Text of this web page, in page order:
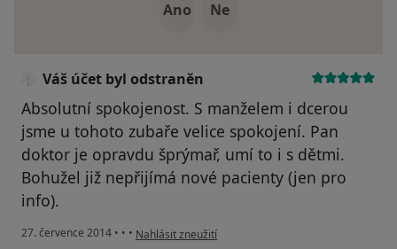
Ano Ne
Váš účet byl odstraněn
Absolutní spokojenost. S manželem i dcerou
jsme u tohoto zubaře velice spokojení. Pan
doktor je opravdu šprýmař, umí to i s dětmi.
Bohužel již nepřijímá nové pacienty (jen pro
info).
27. července 2014 • • • podle názoru uživatele Váš účet byl odstraněn
Nahlásit zneužití